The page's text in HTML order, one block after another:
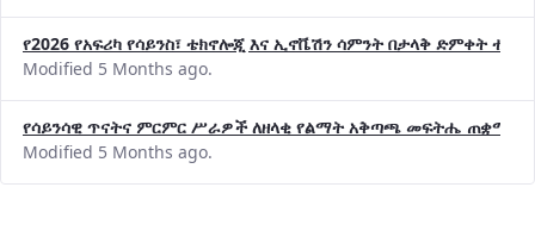
የ2026 የአፍሪካ የሳይንስ፣ ቴክኖሎጂ እና ኢኖቬሽን ሳምንት በታላቅ ድምቀት
Modified 5 Months ago.
የሳይንሳዊ ጥናትና ምርምር ሥራዎች ለዘላቂ የልማት አቅጣጫ መፍትሔ ጠቋሚ
Modified 5 Months ago.